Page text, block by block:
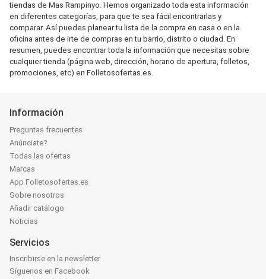
tiendas de Mas Rampinyo. Hemos organizado toda esta información
en diferentes categorías, para que te sea fácil encontrarlas y
comparar. Así puedes planear tu lista de la compra en casa o en la
oficina antes de irte de compras en tu barrio, distrito o ciudad. En
resumen, puedes encontrar toda la información que necesitas sobre
cualquier tienda (página web, dirección, horario de apertura, folletos,
promociones, etc) en Folletosofertas.es.
Información
Preguntas frecuentes
Anúnciate?
Todas las ofertas
Marcas
App Folletosofertas.es
Sobre nosotros
Añadir catálogo
Noticias
Servicios
Inscribirse en la newsletter
Síguenos en Facebook